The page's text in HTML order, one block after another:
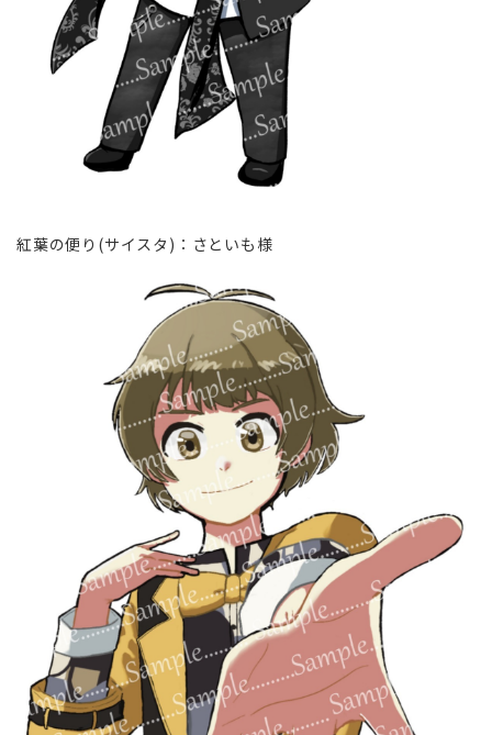
紅葉の便り(サイスタ)∶さといも様